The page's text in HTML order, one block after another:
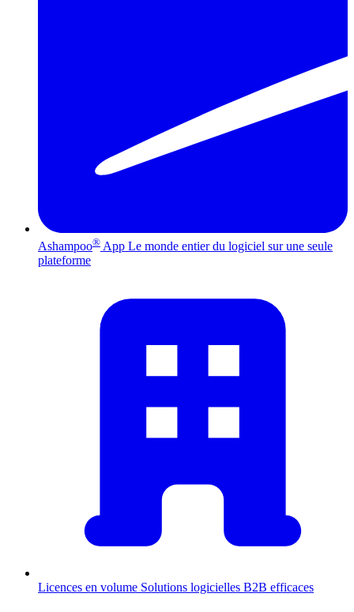
Ashampoo® App Le monde entier du logiciel sur une seule
plateforme
Licences en volume Solutions logicielles B2B efficaces